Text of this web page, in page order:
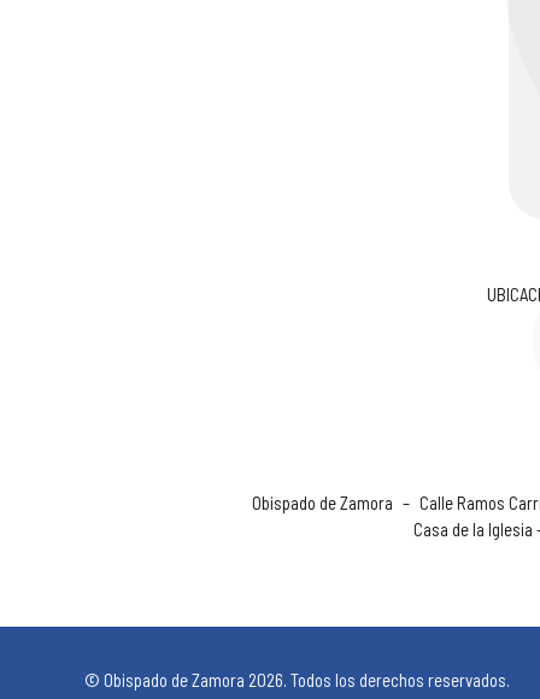
Obispado de Zamora – Calle Ramos
Casa de la Iglesia
© Obispado de Zamora 2026. Todos los derechos reservados.